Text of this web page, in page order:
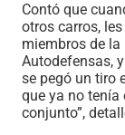
Contó que
otros carros,
miembros de
Autodefensas,
se pegó un tiro
que ya no tenía
conjunto”,